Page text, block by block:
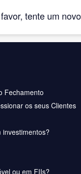
tente um
Fechamento
os seus Clientes
ou em FIIs?